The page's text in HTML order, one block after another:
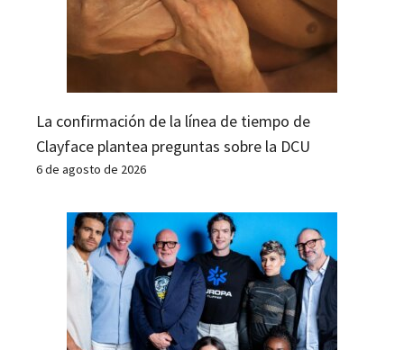
La confirmación de la línea de tiempo de
Clayface plantea preguntas sobre la DCU
6 de agosto de 2026